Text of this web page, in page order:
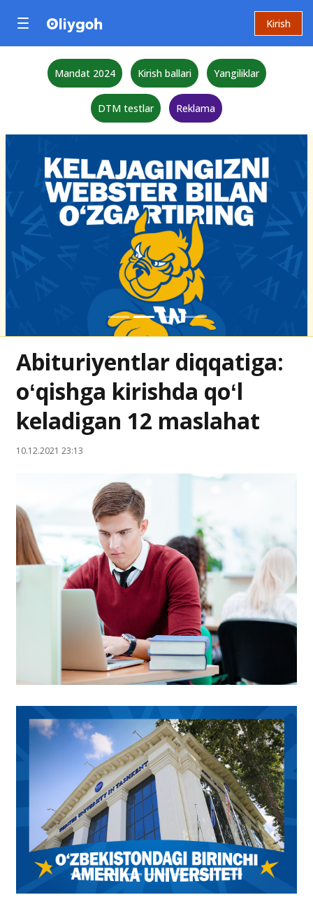
Kirish
Mandat 2024 Kirish ballari Yangiliklar
DTM testlar Reklama
Abituriyentlar diqqatiga:
oʻqishga kirishda qoʻl
keladigan 12 maslahat
10.12.2021 23:13